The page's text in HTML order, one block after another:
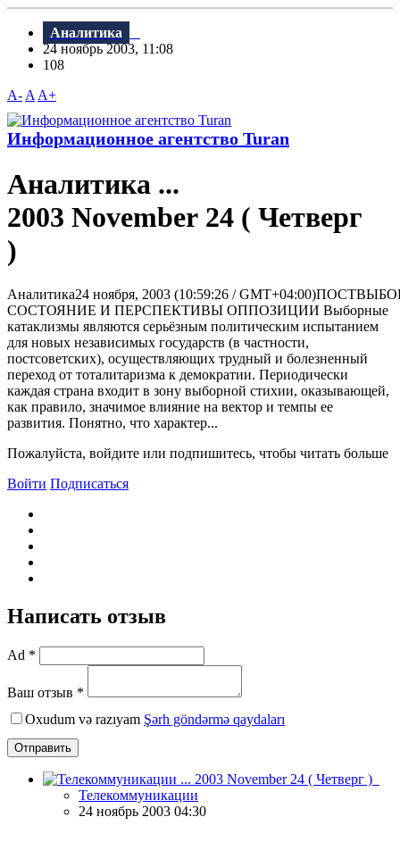
Аналитика
24 ноябрь 2003, 11:08
108
A- A A+
Информационное агентство Turan
Аналитика ...
2003 November 24 ( Четверг
)
Аналитика24 ноября, 2003 (10:59:26 /
СОСТОЯНИЕ И ПЕРСПЕКТИВЫ ОППОЗИЦИИ Выборные
катаклизмы являются серьёзным политическим испытанием
для новых независимых государств (в частности,
постсоветских), осуществляющих трудный и болезненный
переход от тоталитаризма к демократии. Периодически
каждая страна входит в зону выборной стихии, оказывающей,
как правило, значимое влияние на вектор и темпы ее
развития. Понятно, что характер...
Пожалуйста, войдите или подпишитесь, чтобы читать больше
Войти Подписаться
Написать отзыв
Ad *
Ваш отзыв *
Oxudum və razıyam Şərh göndərmə qaydaları
Отправить
Телекоммуникации
24 ноябрь 2003 04:30